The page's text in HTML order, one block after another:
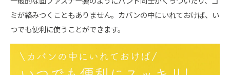
ミが絡みつくこともありません。カバンの中にいれておけば、い
つでも便利に使うことができます。